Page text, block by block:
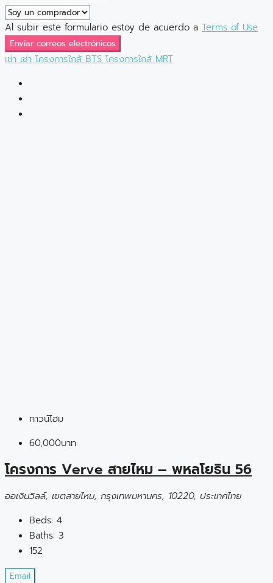
Al subir este formulario estoy de acuerdo a Terms of Use
Enviar correos electrónicos
เช่า เช่า โครงการใกล้ BTS โครงการใกล้ MRT
ทาวน์โฮม
60,000บาท
โครงการ Verve สายไหม – พหลโยธิน 56
ออเงินวิลล์, เขตสายไหม, กรุงเทพมหานคร, 10220, ประเทศไทย
Beds: 4
Baths: 3
152
Email